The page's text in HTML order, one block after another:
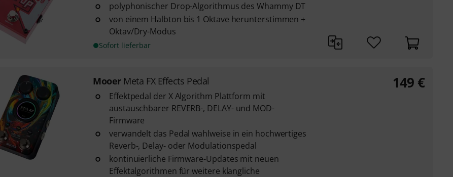
polyphonischer Drop-Algorithmus des Whammy DT
von einem Halbton bis 1 Oktave herunterstimmen +
Oktav/Dry-Modus
Sofort lieferbar
Mooer Meta FX Effects Pedal
Effektpedal der X Algorithm Plattform mit
austauschbarer REVERB-, DELAY- und MOD-
Firmware
verwandelt das Pedal wahlweise in ein hochwertiges
Reverb-, Delay- oder Modulationspedal
kontinuierliche Firmware-Updates mit neuen
Effektalgorithmen für weitere klangliche
149 €